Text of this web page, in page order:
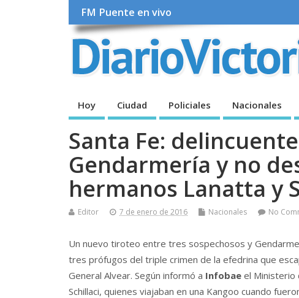
FM Puente en vivo
Hoy Ciudad Policiales Nacionales
Santa Fe:
Gendarmería y no
hermanos Lanatta y
Editor 7 de enero de 2016 Nacionales No
Un nuevo tiroteo entre tres sospechosos y
tres prófugos del triple crimen de la efedrina que
General Alvear. Según informó a Infobae el Ministerio
Schillaci, quienes viajaban en una Kangoo cuando